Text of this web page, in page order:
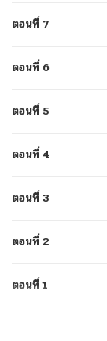
ตอนที่ 7
ตอนที่ 6
ตอนที่ 5
ตอนที่ 4
ตอนที่ 3
ตอนที่ 2
ตอนที่ 1